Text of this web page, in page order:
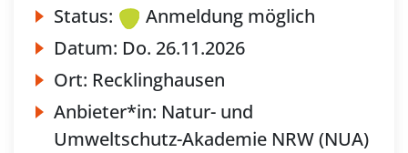
Status:
Anmeldung möglich
Datum: Do. 26.11.2026
Ort: Recklinghausen
Anbieter*in: Natur- und
Umweltschutz-Akademie NRW (NUA)